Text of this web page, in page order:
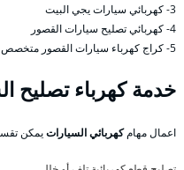
3- كهربائي سيارات يجي البيت
4- كهربائي تصليح سيارات القصور
5- كراج كهرباء سيارات القصور متخصص كهرباء سيارات القصور .
خدمة كهرباء تصليح
اعمال مهامكهربائي السياراتيمكن